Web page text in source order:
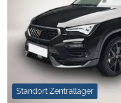
Standort Zentrallager